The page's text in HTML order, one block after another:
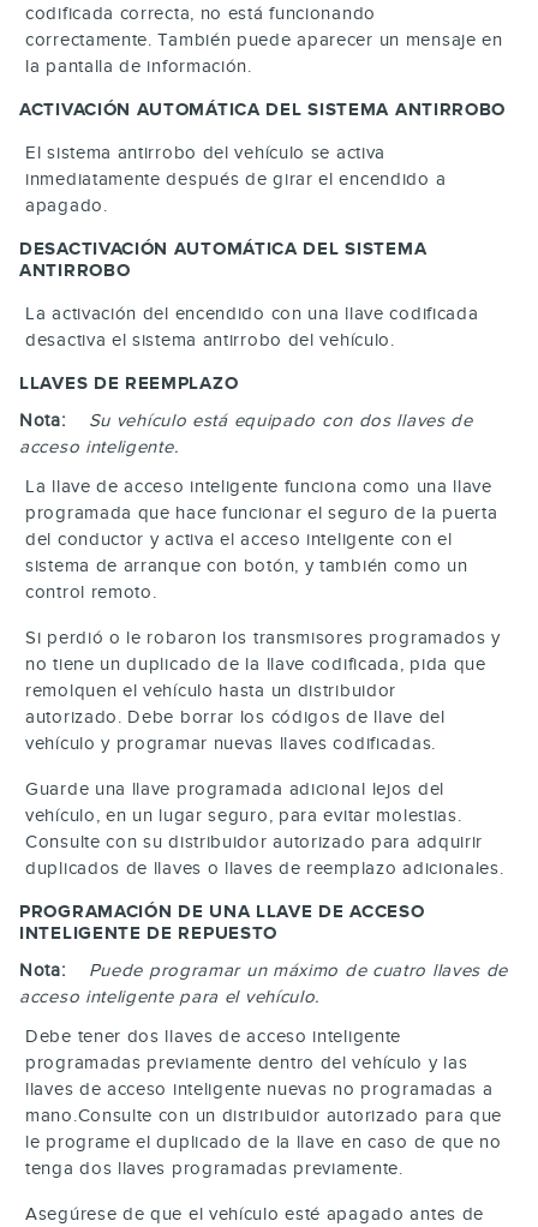
codificada correcta, no está funcionando
correctamente. También puede aparecer un mensaje en
la pantalla de información.
ACTIVACIÓN AUTOMÁTICA DEL SISTEMA ANTIRROBO
El sistema antirrobo del vehículo se activa
inmediatamente después de girar el encendido a
apagado.
DESACTIVACIÓN AUTOMÁTICA DEL SISTEMA
ANTIRROBO
La activación del encendido con una llave codificada
desactiva el sistema antirrobo del vehículo.
LLAVES DE REEMPLAZO
Nota:
Su vehículo está equipado con dos llaves de
acceso inteligente.
La llave de acceso inteligente funciona como una llave
programada que hace funcionar el seguro de la puerta
del conductor y activa el acceso inteligente con el
sistema de arranque con botón, y también como un
control remoto.
Si perdió o le robaron los transmisores programados y
no tiene un duplicado de la llave codificada, pida que
remolquen el vehículo hasta un distribuidor
autorizado. Debe borrar los códigos de llave del
vehículo y programar nuevas llaves codificadas.
Guarde una llave programada adicional lejos del
vehículo, en un lugar seguro, para evitar molestias.
Consulte con su distribuidor autorizado para adquirir
duplicados de llaves o llaves de reemplazo adicionales.
PROGRAMACIÓN DE UNA LLAVE DE ACCESO
INTELIGENTE DE REPUESTO
Nota:
Puede programar un máximo de cuatro llaves de
acceso inteligente para el vehículo.
Debe tener dos llaves de acceso inteligente
programadas previamente dentro del vehículo y las
llaves de acceso inteligente nuevas no programadas a
mano.Consulte con un distribuidor autorizado para que
le programe el duplicado de la llave en caso de que no
tenga dos llaves programadas previamente.
Asegúrese de que el vehículo esté apagado antes de